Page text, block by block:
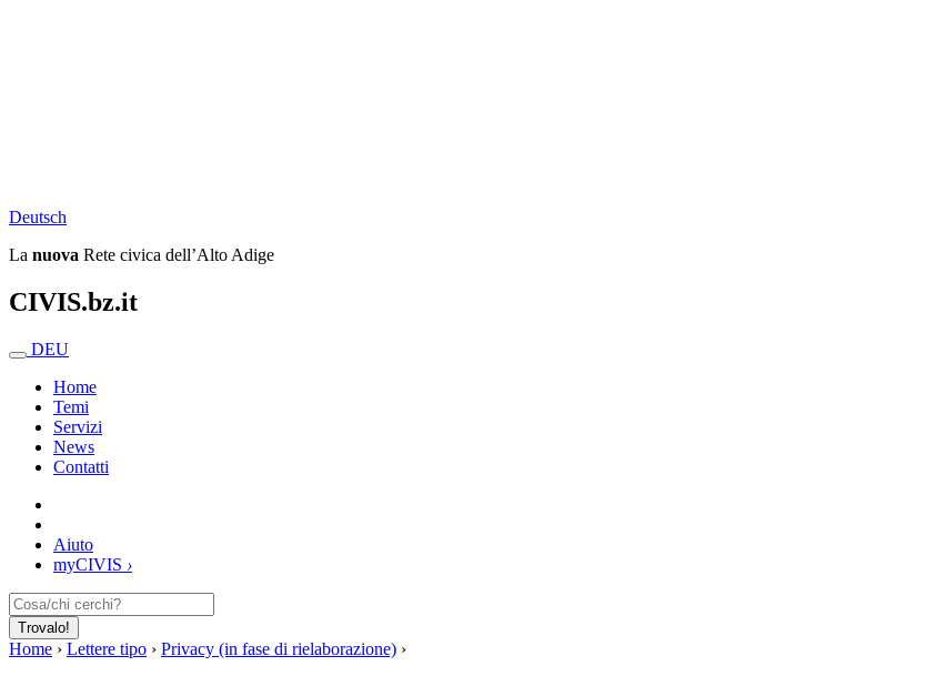
Deutsch
La nuova Rete civica dell’Alto Adige
CIVIS.bz.it
DEU
Home
Temi
Servizi
News
Contatti
Aiuto
myCIVIS ›
Trovalo!
Home › Lettere tipo › Privacy (in fase di rielaborazione) ›